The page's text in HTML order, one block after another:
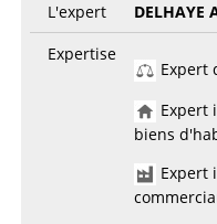
L'expert
DELHAYE
Expertise
Expert
Expert
biens
Expert